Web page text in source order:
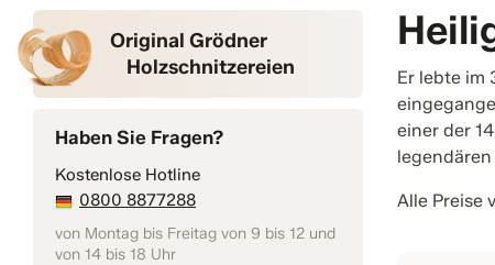
Er lebte im
einer der
legendären
Alle Preise
Original Grödner
Holzschnitzereien
Haben Sie Fragen?
Kostenlose Hotline
0800 8877288
von Montag bis Freitag von 9 bis 12 und
von 14 bis 18 Uhr